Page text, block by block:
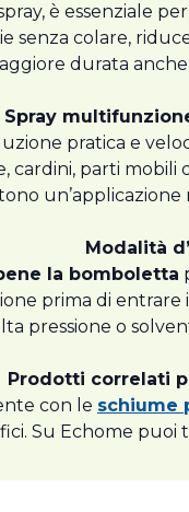
è essenziale
senza colare,
durata
Spray
pratica e
cardini, parti
Modalità
la bomboletta
prima di
pressione o
Prodotti correlati
con le schiume
Su Echome